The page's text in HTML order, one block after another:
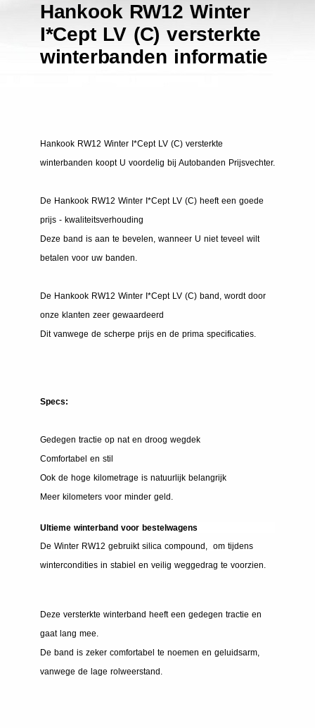
Hankook RW12 Winter
I*Cept LV (C) versterkte
winterbanden informatie
Hankook RW12 Winter I*Cept LV (C) versterkte
winterbanden koopt U voordelig bij Autobanden Prijsvechter.
De Hankook RW12 Winter I*Cept LV (C) heeft een goede
prijs - kwaliteitsverhouding
Deze band is aan te bevelen, wanneer U niet teveel wilt
betalen voor uw banden.
De Hankook RW12 Winter I*Cept LV (C) band, wordt door
onze klanten zeer gewaardeerd
Dit vanwege de scherpe prijs en de prima specificaties.
Specs:
Gedegen tractie op nat en droog wegdek
Comfortabel en stil
Ook de hoge kilometrage is natuurlijk belangrijk
Meer kilometers voor minder geld.
Ultieme winterband voor bestelwagens
De Winter RW12 gebruikt silica compound, om tijdens
wintercondities in stabiel en veilig weggedrag te voorzien.
Deze versterkte winterband heeft een gedegen tractie en
gaat lang mee.
De band is zeker comfortabel te noemen en geluidsarm,
vanwege de lage rolweerstand.